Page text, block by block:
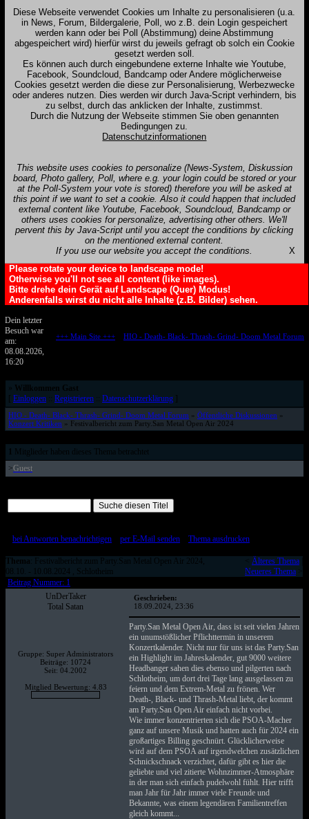
Diese Webseite verwendet Cookies um Inhalte zu personalisieren (u.a.
in News, Forum, Bildergalerie, Poll, wo z.B. dein Login gespeichert
werden kann oder bei Poll (Abstimmung) deine Abstimmung
abgespeichert wird) hierfür wirst du jeweils gefragt ob solch ein Cookie
gesetzt werden soll.
Es können auch durch eingebundene externe Inhalte wie Youtube,
Facebook, Soundcloud, Bandcamp oder Andere möglicherweise
Cookies gesetzt werden die diese zur Personalisierung, Werbezwecke
oder anderes nutzen. Dies werden wir durch Java-Script verhindern, bis
zu selbst, durch das anklicken der Inhalte, zustimmst.
Durch die Nutzung der Webseite stimmen Sie oben genannten
Bedingungen zu.
Datenschutzinformationen
This website uses cookies to personalize (News-System, Diskussion
board, Photo gallery, Poll, where e.g. your login could be stored or your
at the Poll-System your vote is stored) therefore you will be asked at
this point if we want to set a cookie. Also it could happen that included
external content like Youtube, Facebook, Soundcloud, Bandcamp or
others uses cookies for personalize, advertising other others. We'll
pervent this by Java-Script until you accept the conditions by clicking
on the mentioned external content.
If you use our website you accept the conditions.
X
Please rotate your device to landscape mode!
Otherwise you'll not see all content (like images).
Bitte drehe dein Gerät auf Landscape (Quer) Modus!
Anderenfalls wirst du nicht alle Inhalte (z.B. Bilder) sehen.
Dein letzter
Besuch war
am:
08.08.2026,
16:20
+++ Main Site +++:: HIO - Death- Black- Thrash- Grind- Doom Metal Forum
» Willkommen Gast
Einloggen:: Registrieren:: Datenschutzerklärung]
HIO - Death- Black- Thrash- Grind- Doom Metal Forum » Öffentliche Diskussionen »
Konzert Kritiken » Festivalbericht zum Party.San Metal Open Air 2024
Mitglieder haben dieses Thema betrachtet
>Guest
bei Antworten benachrichtigen:: per E-Mail senden:: Thema ausdrucken]
Thema : Festivalbericht zum Party.San Metal Open Air 2024,
08.10. - 10.08.2024 , Schlotheim
Älteres Thema|
Neueres Thema>
Beitrag Nummer: 1
UnDerTaker
Total Satan
Gruppe: Super Administrators
Beiträge: 10724
Seit: 04.2002
Mitglied Bewertung: 4.83
Geschrieben:
18.09.2024, 23:36
Party.San Metal Open Air, dass ist seit vielen Jahren
ein unumstößlicher Pflichttermin in unserem
Konzertkalender. Nicht nur für uns ist das Party.San
ein Highlight im Jahreskalender, gut 9000 weitere
Headbanger sahen dies ebenso und pilgerten nach
Schlotheim, um dort drei Tage lang ausgelassen zu
feiern und dem Extrem-Metal zu frönen. Wer
Death-, Black- und Thrash-Metal liebt, der kommt
am Party.San Open Air einfach nicht vorbei.
Wie immer konzentrierten sich die PSOA-Macher
ganz auf unsere Musik und hatten auch für 2024 ein
großartiges Billing geschnürt. Glücklicherweise
wird auf dem PSOA auf irgendwelchen zusätzlichen
Schnickschnack verzichtet, dafür gibt es hier die
geliebte und viel zitierte Wohnzimmer-Atmosphäre
in der man sich einfach pudelwohl fühlt. Hier trifft
man Jahr für Jahr immer viele Freunde und
Bekannte, was einem legendären Familientreffen
gleich kommt...